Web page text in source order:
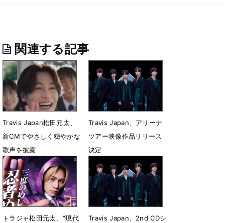
関連する記事
Travis Japan松田元太、
新CMでやさしく穏やかな
歌声を披露
7月28日 12時22分
Travis Japan、アリーナ
ツアー映像作品リリース
決定
5月24日 21時09分
トラジャ松田元太、“現代
Travis Japan、2nd CDシ